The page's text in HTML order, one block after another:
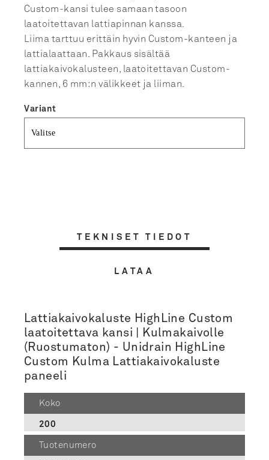
Custom-kansi tulee samaan tasoon
laatoitettavan lattiapinnan kanssa.
Liima tarttuu erittäin hyvin Custom-kanteen ja
lattialaattaan. Pakkaus sisältää
lattiakaivokalusteen, laatoitettavan Custom-
kannen, 6 mm:n välikkeet ja liiman.
Variant
TEKNISET TIEDOT
LATAA
Lattiakaivokaluste HighLine Custom
laatoitettava kansi | Kulmakaivolle
(Ruostumaton) - Unidrain HighLine
Custom Kulma Lattiakaivokaluste
paneeli
Koko
200
Tuotenumero